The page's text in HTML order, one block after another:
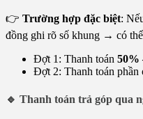
👉 Trường hợp đặc biệt:
đồng ghi rõ số khung → có
Đợt 1: Thanh toán 50%
Đợt 2: Thanh toán phần
🔹 Thanh toán trả góp qua